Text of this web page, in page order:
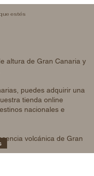
estés
altura de Gran Canaria y
puedes adquirir una
tienda online
nacionales e
volcánica de Gran